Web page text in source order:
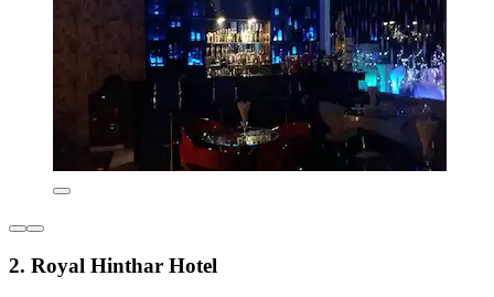
2. Royal Hinthar Hotel